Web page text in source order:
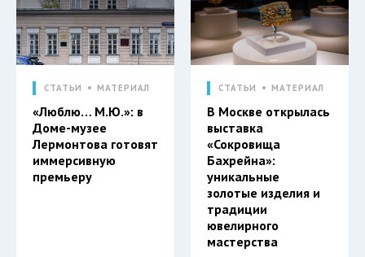
СТАТЬИ МАТЕРИАЛ
«Люблю… М.Ю.»: в
Доме-музее
Лермонтова готовят
иммерсивную
премьеру
СТАТЬИ МАТЕРИАЛ
В Москве открылась
выставка
«Сокровища
Бахрейна»:
уникальные
золотые изделия и
традиции
ювелирного
мастерства